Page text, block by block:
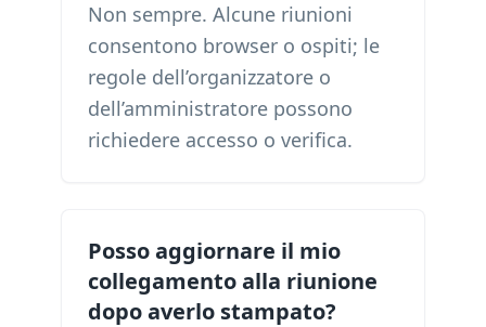
Non sempre. Alcune riunioni
consentono browser o ospiti; le
regole dell’organizzatore o
dell’amministratore possono
richiedere accesso o verifica.
Posso aggiornare il mio
collegamento alla riunione
dopo averlo stampato?